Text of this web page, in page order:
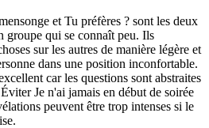
et Tu préfères ? sont les deux
groupe qui se connaît peu. Ils
sur les autres de manière légère et
dans une position inconfortable.
car les questions sont abstraites
Je n'ai jamais en début de soirée
peuvent être trop intenses si le